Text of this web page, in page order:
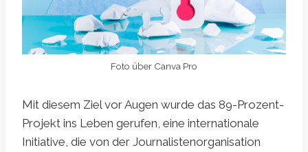
Foto über Canva Pro
Mit diesem Ziel vor Augen wurde das 89-Prozent-
Projekt ins Leben gerufen, eine internationale
Initiative, die von der Journalistenorganisation